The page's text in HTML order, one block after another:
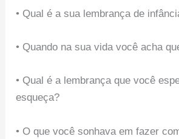
• Qual é a sua lembrança de
• Quando na sua vida você acha
• Qual é a lembrança que você
esqueça?
• O que você sonhava em fazer